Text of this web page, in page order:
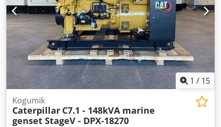
1 / 15
Kogumik
Caterpillar C7.1 - 148kVA marine
genset StageV - DPX-18270